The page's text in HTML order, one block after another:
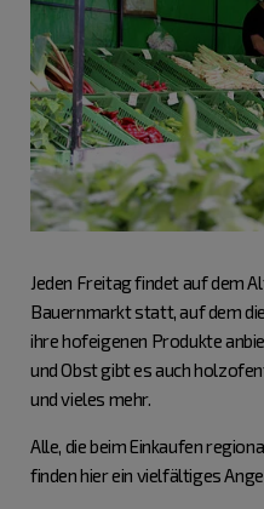
Jeden Freitag findet auf dem
Bauernmarkt statt, auf dem
ihre hofeigenen Produkte
und Obst gibt es auch
und vieles mehr.
Alle, die beim Einkaufen
finden hier ein vielfältiges